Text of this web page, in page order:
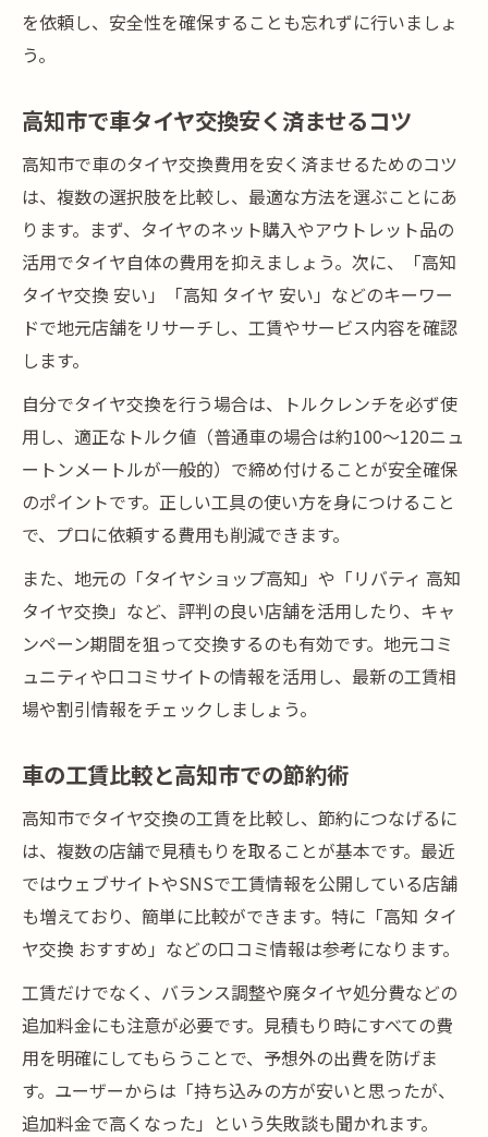
を依頼し、安全性を確保することも忘れずに行いましょ
う。
高知市で車タイヤ交換安く済ませるコツ
高知市で車のタイヤ交換費用を安く済ませるためのコツ
は、複数の選択肢を比較し、最適な方法を選ぶことにあ
ります。まず、タイヤのネット購入やアウトレット品の
活用でタイヤ自体の費用を抑えましょう。次に、「高知
タイヤ交換 安い」「高知 タイヤ 安い」などのキーワー
ドで地元店舗をリサーチし、工賃やサービス内容を確認
します。
自分でタイヤ交換を行う場合は、トルクレンチを必ず使
用し、適正なトルク値（普通車の場合は約100～120ニュ
ートンメートルが一般的）で締め付けることが安全確保
のポイントです。正しい工具の使い方を身につけること
で、プロに依頼する費用も削減できます。
また、地元の「タイヤショップ高知」や「リバティ 高知
タイヤ交換」など、評判の良い店舗を活用したり、キャ
ンペーン期間を狙って交換するのも有効です。地元コミ
ュニティや口コミサイトの情報を活用し、最新の工賃相
場や割引情報をチェックしましょう。
車の工賃比較と高知市での節約術
高知市でタイヤ交換の工賃を比較し、節約につなげるに
は、複数の店舗で見積もりを取ることが基本です。最近
ではウェブサイトやSNSで工賃情報を公開している店舗
も増えており、簡単に比較ができます。特に「高知 タイ
ヤ交換 おすすめ」などの口コミ情報は参考になります。
工賃だけでなく、バランス調整や廃タイヤ処分費などの
追加料金にも注意が必要です。見積もり時にすべての費
用を明確にしてもらうことで、予想外の出費を防げま
す。ユーザーからは「持ち込みの方が安いと思ったが、
追加料金で高くなった」という失敗談も聞かれます。